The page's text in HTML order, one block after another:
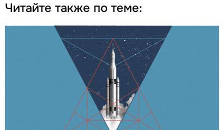
Читайте также по теме: